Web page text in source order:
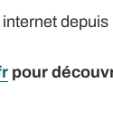
pour